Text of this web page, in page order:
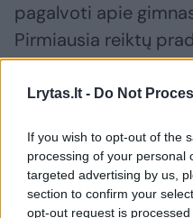
Lrytas.lt - Do Not
If you wish to opt-out of the
processing of your personal
targeted advertising by us,
section to confirm your
opt-out request is
pagalvoti apie
Pirmiausia reiktų
– minkšto ir
treniruotėms.
stabilumą rankoms
Kilimėlius galima